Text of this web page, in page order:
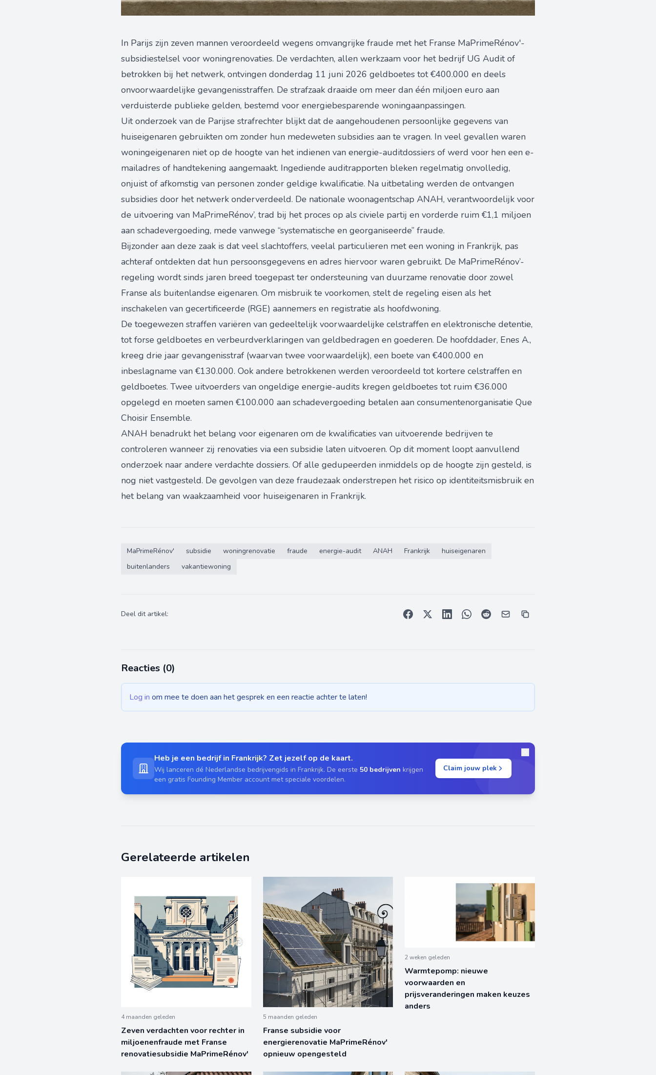
In Parijs zijn zeven mannen veroordeeld wegens omvangrijke fraude met het Franse MaPrimeRénov'-
subsidiestelsel voor woningrenovaties. De verdachten, allen werkzaam voor het bedrijf UG Audit of
betrokken bij het netwerk, ontvingen donderdag 11 juni 2026 geldboetes tot €400.000 en deels
onvoorwaardelijke gevangenisstraffen. De strafzaak draaide om meer dan één miljoen euro aan
verduisterde publieke gelden, bestemd voor energiebesparende woningaanpassingen.
Uit onderzoek van de Parijse strafrechter blijkt dat de aangehoudenen persoonlijke gegevens van
huiseigenaren gebruikten om zonder hun medeweten subsidies aan te vragen. In veel gevallen waren
woningeigenaren niet op de hoogte van het indienen van energie-auditdossiers of werd voor hen een e-
mailadres of handtekening aangemaakt. Ingediende auditrapporten bleken regelmatig onvolledig,
onjuist of afkomstig van personen zonder geldige kwalificatie. Na uitbetaling werden de ontvangen
subsidies door het netwerk onderverdeeld. De nationale woonagentschap ANAH, verantwoordelijk voor
de uitvoering van MaPrimeRénov’, trad bij het proces op als civiele partij en vorderde ruim €1,1 miljoen
aan schadevergoeding, mede vanwege “systematische en georganiseerde” fraude.
Bijzonder aan deze zaak is dat veel slachtoffers, veelal particulieren met een woning in Frankrijk, pas
achteraf ontdekten dat hun persoonsgegevens en adres hiervoor waren gebruikt. De MaPrimeRénov’-
regeling wordt sinds jaren breed toegepast ter ondersteuning van duurzame renovatie door zowel
Franse als buitenlandse eigenaren. Om misbruik te voorkomen, stelt de regeling eisen als het
inschakelen van gecertificeerde (RGE) aannemers en registratie als hoofdwoning.
De toegewezen straffen variëren van gedeeltelijk voorwaardelijke celstraffen en elektronische detentie,
tot forse geldboetes en verbeurdverklaringen van geldbedragen en goederen. De hoofddader, Enes A.,
kreeg drie jaar gevangenisstraf (waarvan twee voorwaardelijk), een boete van €400.000 en
inbeslagname van €130.000. Ook andere betrokkenen werden veroordeeld tot kortere celstraffen en
geldboetes. Twee uitvoerders van ongeldige energie-audits kregen geldboetes tot ruim €36.000
opgelegd en moeten samen €100.000 aan schadevergoeding betalen aan consumentenorganisatie Que
Choisir Ensemble.
ANAH benadrukt het belang voor eigenaren om de kwalificaties van uitvoerende bedrijven te
controleren wanneer zij renovaties via een subsidie laten uitvoeren. Op dit moment loopt aanvullend
onderzoek naar andere verdachte dossiers. Of alle gedupeerden inmiddels op de hoogte zijn gesteld, is
nog niet vastgesteld. De gevolgen van deze fraudezaak onderstrepen het risico op identiteitsmisbruik en
het belang van waakzaamheid voor huiseigenaren in Frankrijk.
MaPrimeRénov' subsidie woningrenovatie fraude energie-audit ANAH Frankrijk
huiseigenaren
buitenlanders
vakantiewoning
Deel dit artikel:
Reacties (0)
Log in om mee te doen aan het gesprek en een reactie achter te laten!
Heb je een bedrijf in Frankrijk? Zet jezelf op de kaart.
Wij lanceren dé Nederlandse bedrijvengids in Frankrijk. De eerste 50 bedrijven krijgen
een gratis Founding Member account met speciale voordelen.
Claim jouw plek
Gerelateerde artikelen
4 maanden geleden
Zeven verdachten voor rechter in
miljoenenfraude met Franse
renovatiesubsidie MaPrimeRénov'
5 maanden geleden
Franse subsidie voor
energierenovatie MaPrimeRénov'
opnieuw opengesteld
2 weken geleden
Warmtepomp: nieuwe
voorwaarden en
prijsveranderingen maken keuzes
anders